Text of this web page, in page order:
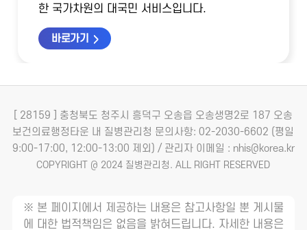
한 국가차원의 대국민 서비스입니다.
바로가기
[ 28159 ] 충청북도 청주시 흥덕구 오송읍 오송생명2로 187 오송
보건의료행정타운 내 질병관리청 문의사항: 02-2030-6602 (평일
9:00-17:00, 12:00-13:00 제외) / 관리자 이메일 : nhis@korea.kr
COPYRIGHT @ 2024 질병관리청. ALL RIGHT RESERVED
※ 본 페이지에서 제공하는 내용은 참고사항일 뿐 게시물
에 대한 법적책임은 없음을 밝혀드립니다. 자세한 내용은